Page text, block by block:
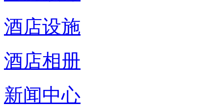
酒店设施
酒店相册
新闻中心